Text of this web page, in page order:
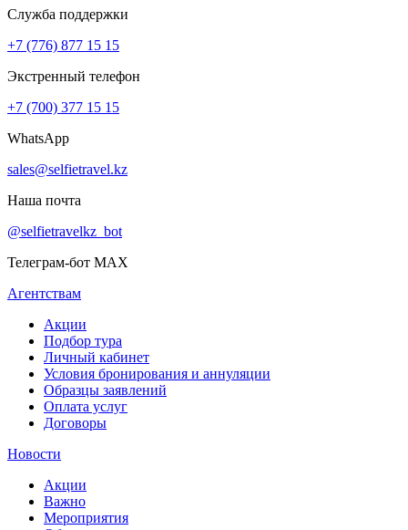
Служба поддержки
+7 (776) 877 15 15
Экстренный телефон
+7 (700) 377 15 15
WhatsApp
sales@selfietravel.kz
Наша почта
@selfietravelkz_bot
Телеграм-бот MAX
Агентствам
Акции
Подбор тура
Личный кабинет
Условия бронирования и аннуляции
Образцы заявлений
Оплата услуг
Договоры
Новости
Акции
Важно
Мероприятия